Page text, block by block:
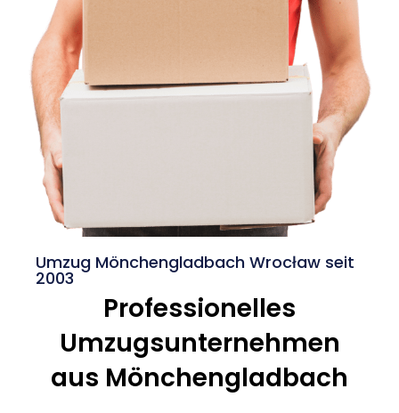
Umzug Mönchengladbach Wrocław seit
2003
Professionelles
Umzugsunternehmen
aus Mönchengladbach